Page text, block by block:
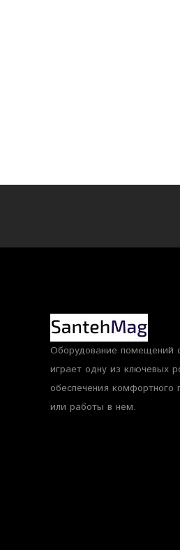
Оборудование помещений
играет одну из ключевых
обеспечения комфортного
или работы в нем.